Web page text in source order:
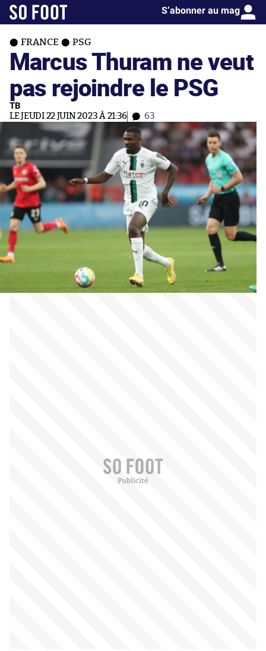
S’abonner au mag
FRANCE PSG
Marcus Thuram ne veut
pas rejoindre le PSG
TB
LE JEUDI 22 JUIN 2023 À 21:36 63